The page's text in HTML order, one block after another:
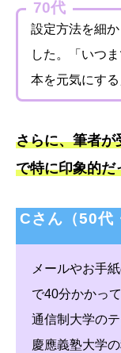
70代
設定方法を細
した。「いつ
本を元気にす
さらに、筆者が
で特に印象的だ
Cさん（50代
メールやお手
で40分かかっ
通信制大学の
慶應義塾大学